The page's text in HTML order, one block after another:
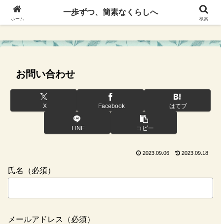
一歩ずつ、簡素なくらしへ
お問い合わせ
X Facebook はてブ
LINE コピー
2023.09.06 2023.09.18
氏名（必須）
メールアドレス（必須）
ホーム
一歩ずつ、簡素なくらしへ
検索